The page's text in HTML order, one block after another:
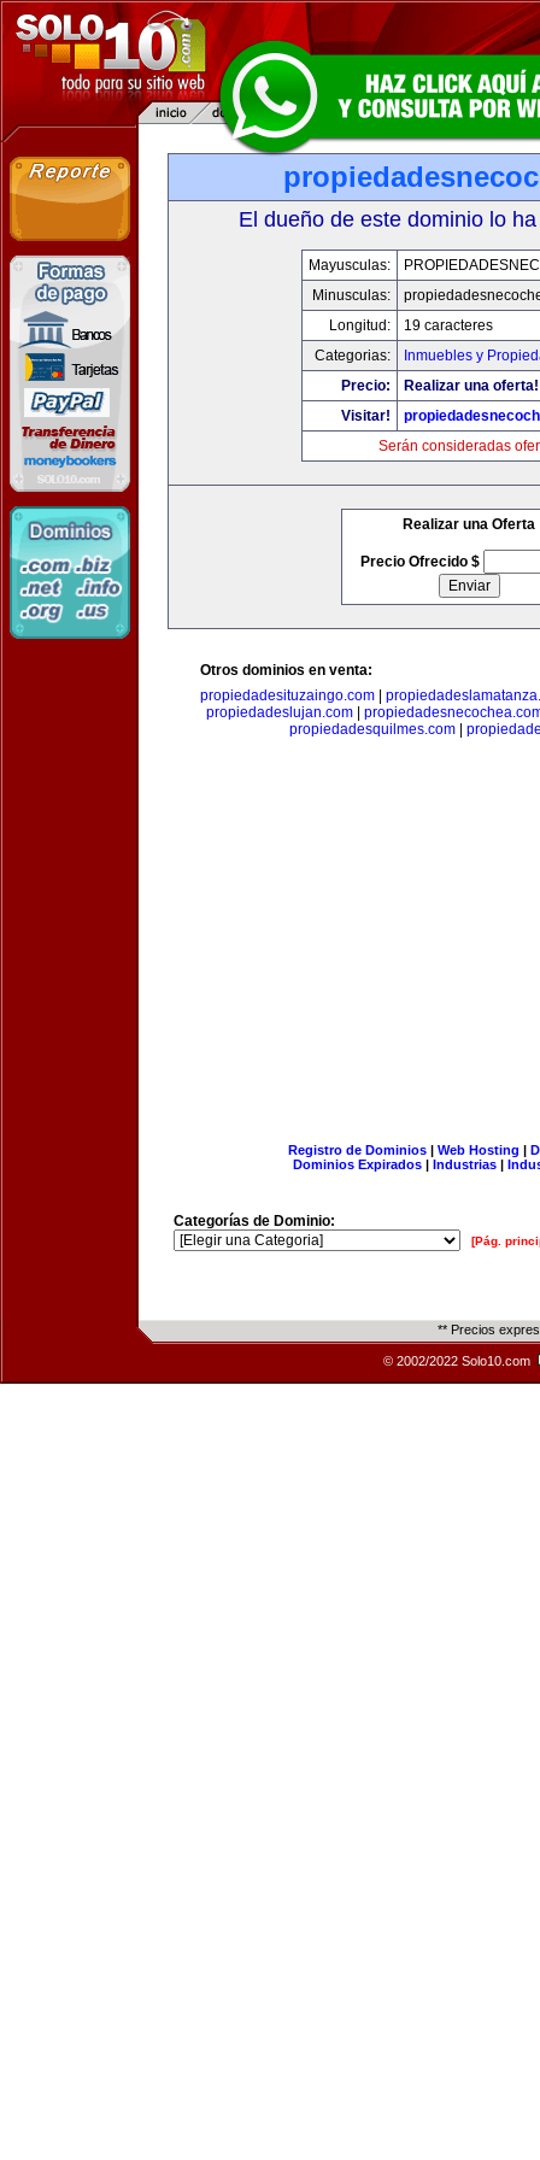
El dueño de este dominio lo
Mayusculas:
Minusculas:
Longitud:
19 caracteres
Categorias:
Inmuebles y
Precio:
Realizar una oferta!
Visitar!
Serán consideradas
Realizar una Oferta
Precio Ofrecido $
Otros dominios en venta:
propiedadesituzaingo.com
propiedadeslujan.com|
propiedadesquilmes.com|
Registro de Dominios| Web Hosting |
Dominios Expirados | Industrias |
Categorías de Dominio:
[Pág.
** Precios
© 2002/2022 Solo10.com